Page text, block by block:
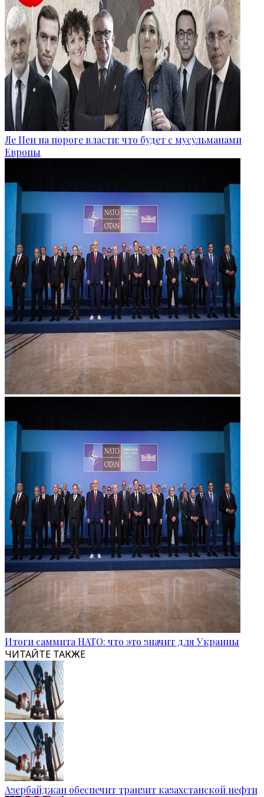
Ле Пен на пороге власти: что будет с мусульманами
Европы
Итоги саммита НАТО: что это значит для Украины
ЧИТАЙТЕ ТАКЖЕ
Азербайджан обеспечит транзит казахстанской нефти